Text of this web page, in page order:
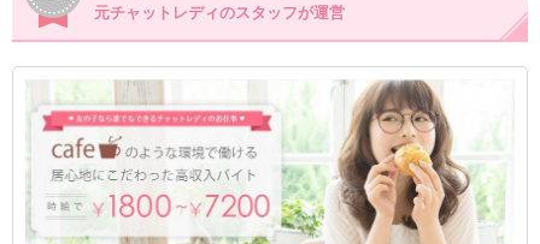
元チャットレディのスタッフが運営